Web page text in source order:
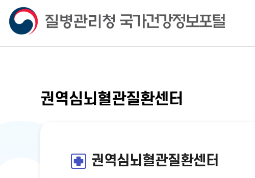
권역심뇌혈관질환센터
권역심뇌혈관질환센터